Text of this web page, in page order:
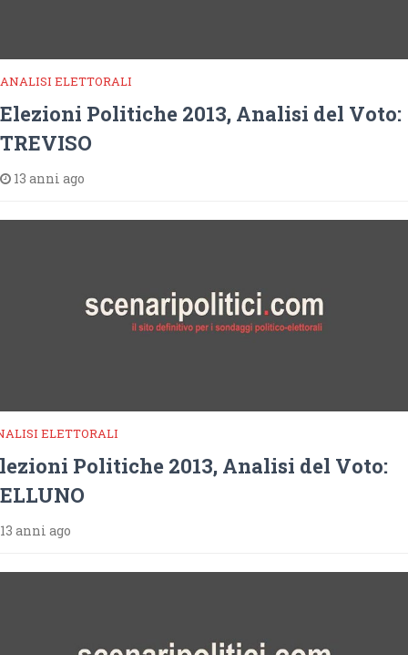
ANALISI ELETTORALI
Elezioni Politiche 2013, Analisi del Voto:
TREVISO
13 anni ago
ELETTORALI
Politiche 2013, Analisi del Voto:
anni ago